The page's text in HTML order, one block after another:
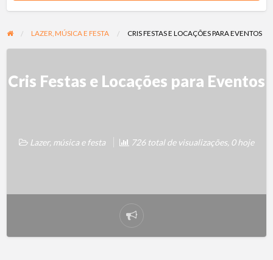
LAZER, MÚSICA E FESTA CRIS FESTAS E LOCAÇÕES PARA EVENTOS
Cris Festas e Locações para Eventos
Lazer, música e festa 726 total de visualizações, 0 hoje
Reportar
problema